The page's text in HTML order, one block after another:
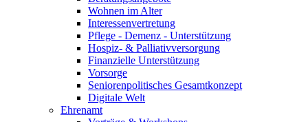
Wohnen im Alter
Interessenvertretung
Pflege - Demenz - Unterstützung
Hospiz- & Palliativversorgung
Finanzielle Unterstützung
Vorsorge
Seniorenpolitisches Gesamtkonzept
Digitale Welt
Ehrenamt